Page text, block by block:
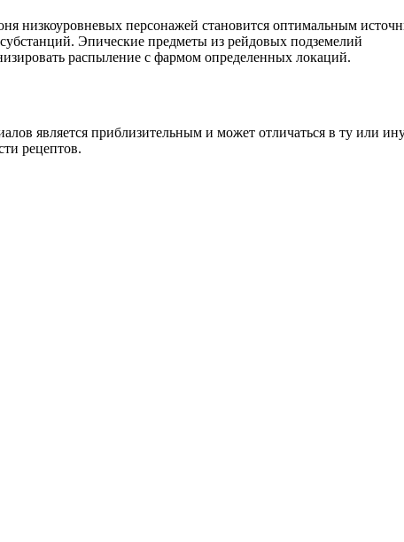
низкоуровневых персонажей становится оптимальным
Эпические предметы из рейдовых подземелий
распыление с фармом определенных локаций.
является приблизительным и может отличаться в ту или
рецептов.